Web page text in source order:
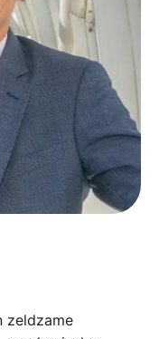
zeldzame